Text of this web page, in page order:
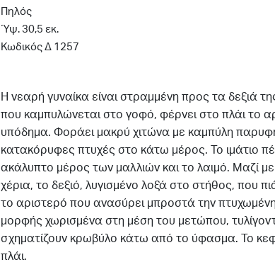
Πηλός
Ύψ. 30,5 εκ.
Κωδικός Δ 1257
Η νεαρή γυναίκα είναι στραμμένη προς τα δεξιά
που καμπυλώνεται στο γοφό, φέρνει στο πλάι το
υπόδημα. Φοράει μακρύ χιτώνα με καμπύλη
κατακόρυφες πτυχές στο κάτω μέρος. Το ιμάτιο
ακάλυπτο μέρος των μαλλιών και το λαιμό. Μαζί
χέρια, το δεξιό, λυγισμένο λοξά στο στήθος, που
το αριστερό που ανασύρει μπροστά την
μορφής χωρισμένα στη μέση του μετώπου,
σχηματίζουν κρωβύλο κάτω από το ύφασμα. Το
πλάι.